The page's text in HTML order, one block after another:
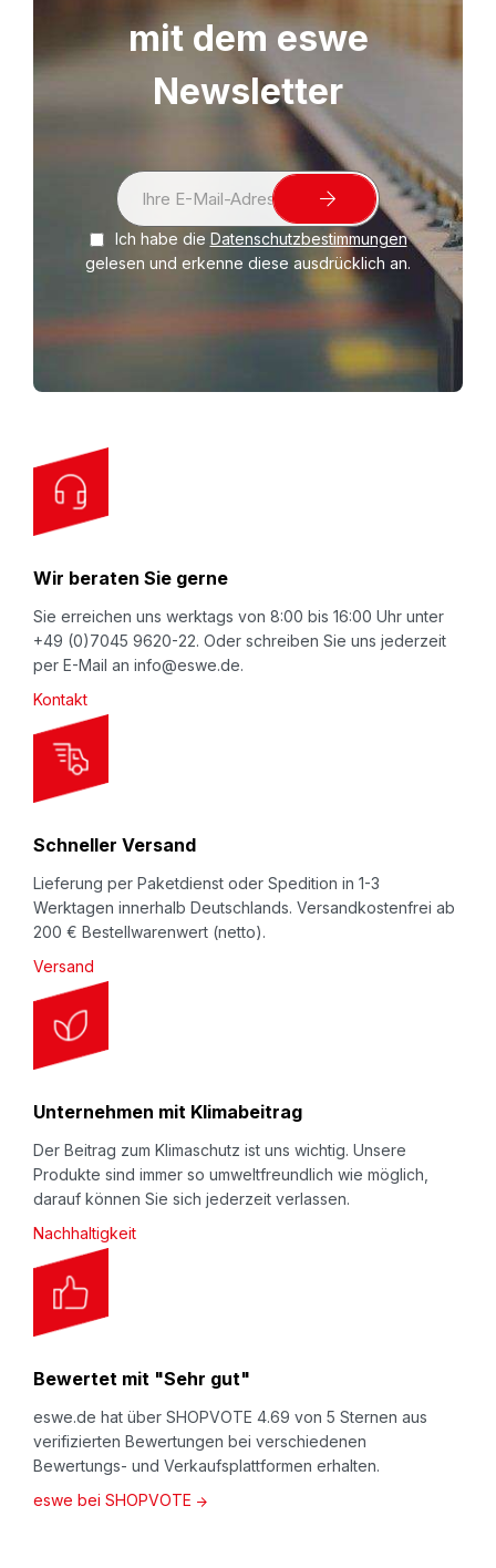
mit dem eswe
Newsletter
o
O
u
r
e
w
s
e
t
e
r
Ich habe die Datenschutzbestimmungen
gelesen und erkenne diese ausdrücklich an.
Wir beraten Sie gerne
Sie erreichen uns werktags von 8:00 bis 16:00 Uhr unter
+49 (0)7045 9620-22. Oder schreiben Sie uns jederzeit
per E-Mail an info@eswe.de.
Kontakt
Schneller Versand
Lieferung per Paketdienst oder Spedition in 1-3
Werktagen innerhalb Deutschlands. Versandkostenfrei ab
200 € Bestellwarenwert (netto).
Versand
Unternehmen mit Klimabeitrag
Der Beitrag zum Klimaschutz ist uns wichtig. Unsere
Produkte sind immer so umweltfreundlich wie möglich,
darauf können Sie sich jederzeit verlassen.
Nachhaltigkeit
Bewertet mit "Sehr gut"
eswe.de hat über SHOPVOTE 4.69 von 5 Sternen aus
verifizierten Bewertungen bei verschiedenen
Bewertungs- und Verkaufsplattformen erhalten.
eswe bei SHOPVOTE